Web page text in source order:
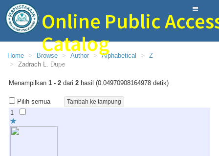
Online Public
Catalog
Perpustakaan Bina Ilmu SMAN 1 Trenggalek
Home Browse Author Alphabetical
Z
Zadrach L. Dupe
Menampilkan 1 - 2 dari 2 hasil (0.04970908164978 detik)
Pilih semua
1